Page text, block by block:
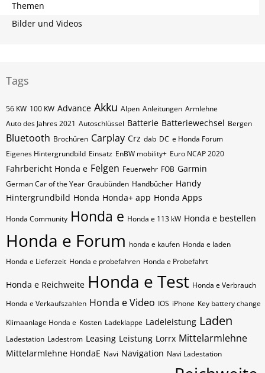
Themen
Bilder und Videos
Tags
56 KW 100 KW Advance Akku Alpen Anleitungen Armlehne
Auto des Jahres 2021 Autoschlüssel Batterie Batteriewechsel Bergen
Bluetooth Brochüren Carplay Crz dab DC e Honda Forum
Eigenes Hintergrundbild Einsatz EnBW mobility+ Euro NCAP 2020
Fahrbericht Honda e Felgen Feuerwehr FOB Garmin
German Car of the Year Graubünden Handbücher Handy
Hintergrundbild Honda Honda+ app Honda Apps
Honda Community Honda e Honda e 113 kW Honda e bestellen
Honda e Forum honda e kaufen Honda e laden
Honda e Lieferzeit Honda e probefahren Honda e Probefahrt
Honda e Reichweite Honda e Test Honda e Verbrauch
Honda e Verkaufszahlen Honda e Video IOS iPhone Key battery change
Klimaanlage Honda e Kosten Ladeklappe Ladeleistung Laden
Ladestation Ladestrom Leasing Leistung Lorrx Mittelarmlehne
Mittelarmlehne HondaE Navi Navigation Navi Ladestation